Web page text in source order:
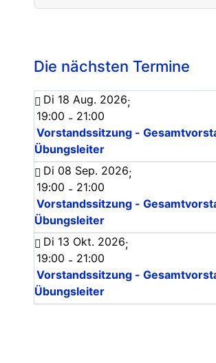
Die nächsten Termine
Di 18 Aug. 2026;
19:00 - 21:00
Vorstandssitzung -
Übungsleiter
Di 08 Sep. 2026;
19:00 - 21:00
Vorstandssitzung -
Übungsleiter
Di 13 Okt. 2026;
19:00 - 21:00
Vorstandssitzung -
Übungsleiter